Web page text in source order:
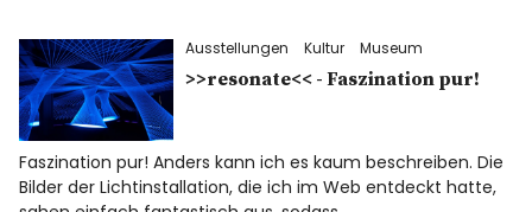
Ausstellungen Kultur Museum
>>resonate<< - Faszination pur!
Faszination pur! Anders kann ich es kaum beschreiben. Die
Bilder der Lichtinstallation, die ich im Web entdeckt hatte,